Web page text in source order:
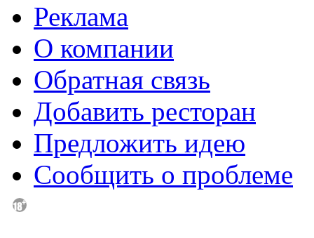
Реклама
О компании
Обратная связь
Добавить ресторан
Предложить идею
Сообщить о проблеме